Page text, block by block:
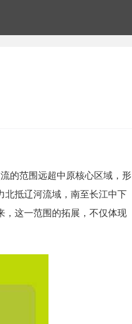
的范围远超中原核心区域，形
北抵辽河流域，南至长江中下
，这一范围的拓展，不仅体现